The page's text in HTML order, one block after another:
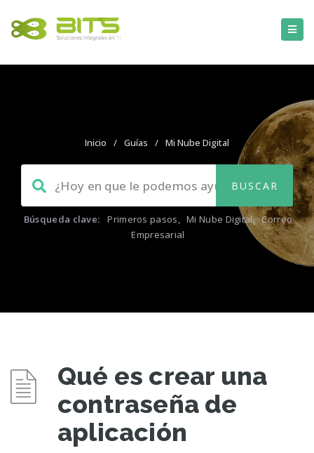
Inicio / Guías / Mi Nube Digital
Búsqueda clave: Primeros pasos, Mi Nube Digital, Correo
Empresarial
Qué es crear una
contraseña de
aplicación